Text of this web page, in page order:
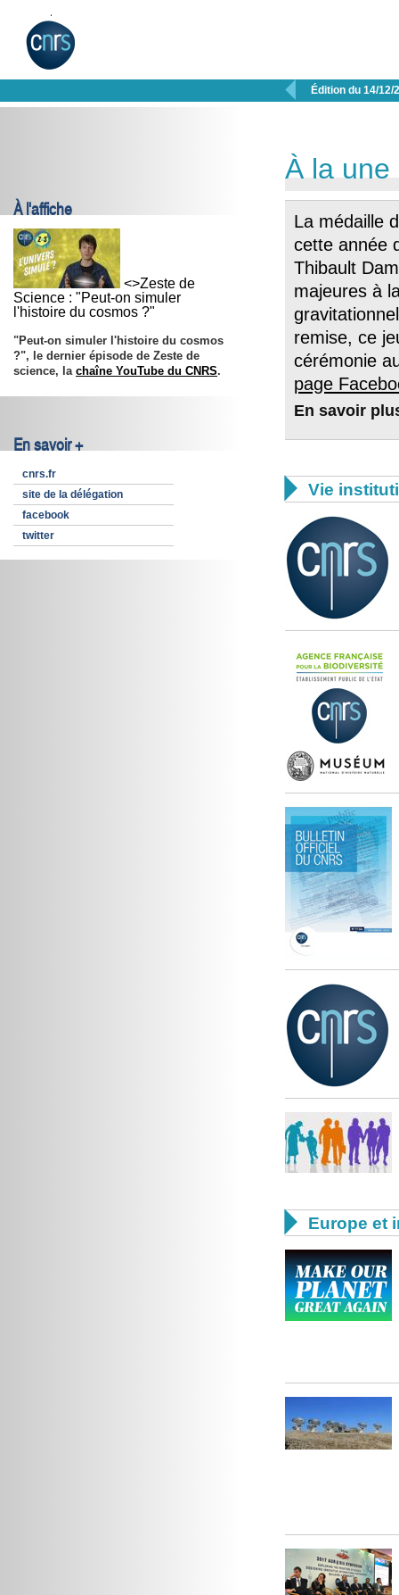
 Édition du 14/12/
À l'affiche
<>Zeste de
Science : "Peut-on simuler
l'histoire du cosmos ?"
"Peut-on simuler l'histoire du cosmos
?", le dernier épisode de Zeste de
science, la chaîne YouTube du CNRS.
En savoir +
cnrs.fr
site de la délégation
facebook
twitter
À la une
La médaille
cette année
Thibault
majeures à
remise, ce
cérémonie
page
En savoir
 Vie
 Europe et